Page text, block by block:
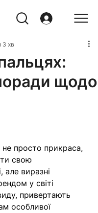
щодо
3 хв
просто прикраса,
свою
але виразні
у світі
привертають
особливої